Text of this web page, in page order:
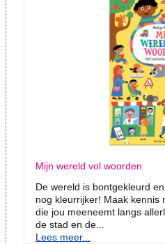
Mijn wereld vol woorden
De wereld is bontgekleurd
nog kleurrijker! Maak kennis
die jou meeneemt langs
de stad en de...
Lees meer...